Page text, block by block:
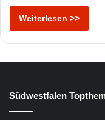
Weiterlesen >>
Südwestfalen